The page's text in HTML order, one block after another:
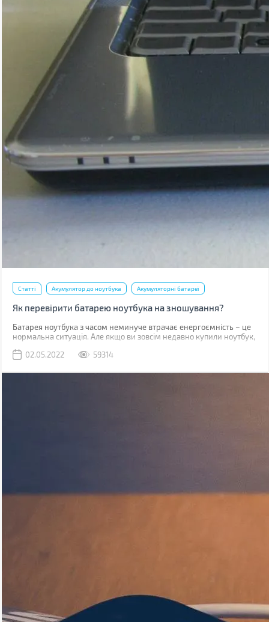
Статті Акумулятор до ноутбука Акумуляторні батареї
Як перевірити батарею ноутбука на зношування?
​​​​​Батарея ноутбука з часом неминуче втрачає енергоємність – це
нормальна ситуація. Але якщо ви зовсім недавно купили ноутбук,
гарантійний термін батареї (зазвичай від 1 до 3 років залежно від
зносилася (більше 20%), то виробник здійснює безкоштовну
02.05.2022 59314